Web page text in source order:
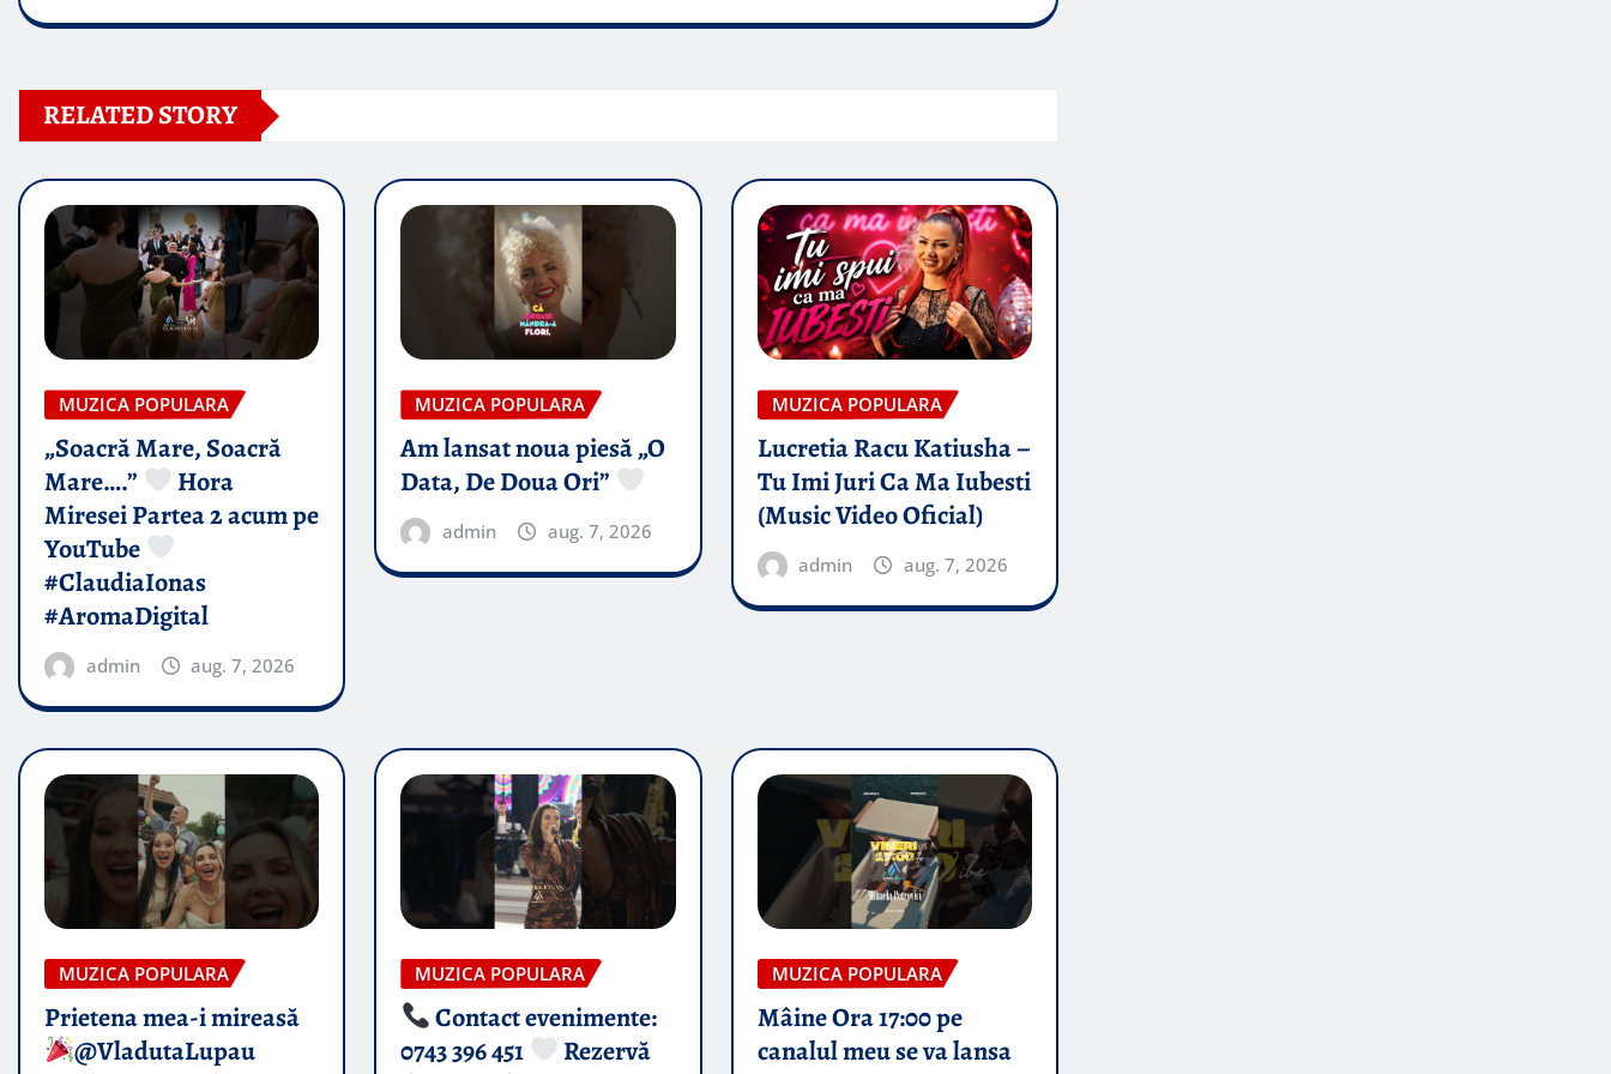
RELATED STORY
MUZICA POPULARA
„Soacră Mare, Soacră
Mare….”
Hora
Miresei Partea 2 acum pe
YouTube
#ClaudiaIonas
#AromaDigital
admin aug. 7, 2026
MUZICA POPULARA
Am lansat noua piesă „O
Data, De Doua Ori”
admin aug. 7, 2026
MUZICA POPULARA
Lucretia Racu Katiusha –
Tu Imi Juri Ca Ma Iubesti
(Music Video Oficial)
admin aug. 7, 2026
MUZICA POPULARA
Prietena mea-i mireasă​
@VladutaLupau
MUZICA POPULARA
Contact evenimente:
0743 396 451
Rezervă
MUZICA POPULARA
Mâine Ora 17:00 pe
canalul meu se va lansa